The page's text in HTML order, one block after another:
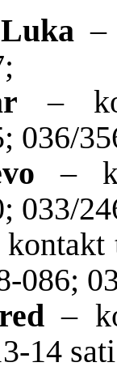
Luka–
–
036/
–
033/
086;
–
14